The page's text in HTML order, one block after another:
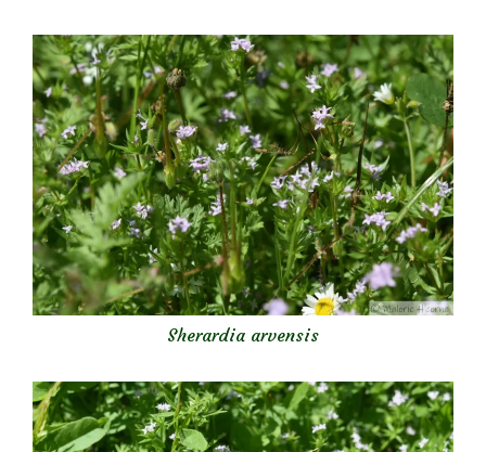
Sherardia arvensis